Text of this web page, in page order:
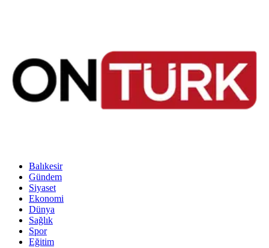
Balıkesir
Gündem
Siyaset
Ekonomi
Dünya
Sağlık
Spor
Eğitim